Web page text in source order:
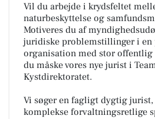
Vil du arbejde i krydsfeltet
naturbeskyttelse og
Motiveres du af
juridiske problemstillinger i
organisation med stor offentlig
du måske vores nye jurist i
Kystdirektoratet.
Vi søger en fagligt dygtig
komplekse forvaltningsretlige